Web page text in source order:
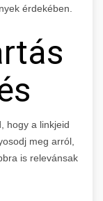
érdekében.
hogy a linkjeid
meg arról,
is relevánsak